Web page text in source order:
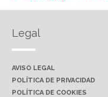
Legal
AVISO LEGAL
POLÍTICA DE PRIVACIDAD
POLÍTICA DE COOKIES